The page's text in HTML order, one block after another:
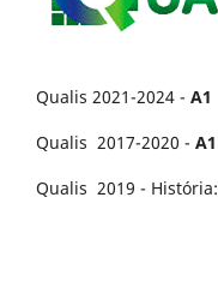
Qualis 2021-2024 - A1
Qualis 2017-2020 - A1
Qualis 2019 - História: